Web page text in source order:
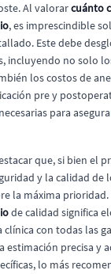
Al valorarcuánto
, es imprescindible
Este debe
incluyendo no solo
los costos de
pre y
para
que, si bien el
y la calidad de
la máxima
de calidad significa
clínica con todas las
estimación precisa y
lo más